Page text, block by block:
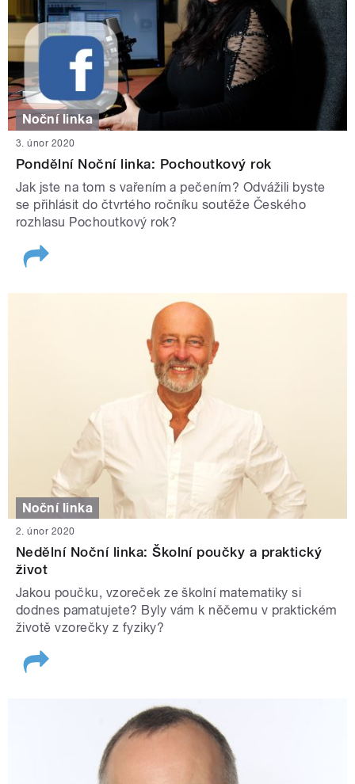
Noční linka
3. únor 2020
Pondělní Noční linka: Pochoutkový rok
Jak jste na tom s vařením a pečením? Odvážili byste
se přihlásit do čtvrtého ročníku soutěže Českého
rozhlasu Pochoutkový rok?
Noční linka
2. únor 2020
Nedělní Noční linka: Školní poučky a praktický
život
Jakou poučku, vzoreček ze školní matematiky si
dodnes pamatujete? Byly vám k něčemu v praktickém
životě vzorečky z fyziky?